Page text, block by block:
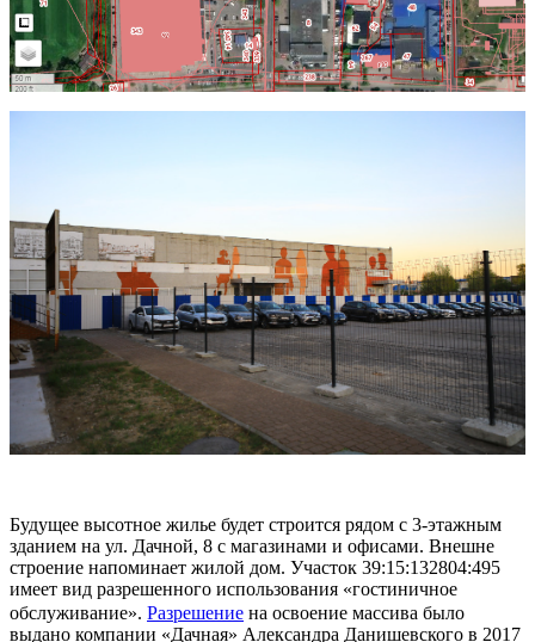
Будущее высотное жилье будет строится рядом с 3-этажным
зданием на ул. Дачной, 8 с магазинами и офисами. Внешне
строение напоминает жилой дом. Участок 39:15:132804:495
имеет вид разрешенного использования «гостиничное
обслуживание». Разрешение на освоение массива было
выдано компании «Дачная» Александра Данишевского в 2017